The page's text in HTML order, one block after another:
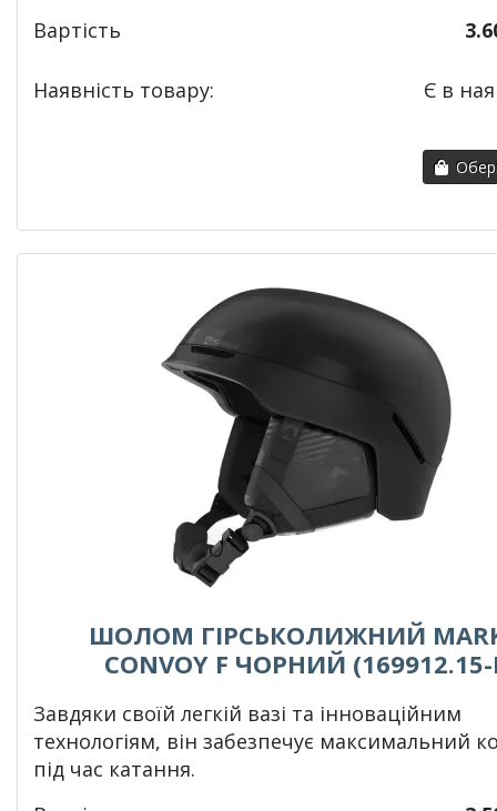
Вартість
Наявність товару: Є в
ШОЛОМ ГІРСЬКОЛИЖНИЙ
CONVOY F ЧОРНИЙ
Завдяки своїй легкій вазі та інноваційним
технологіям, він забезпечує максимальний
під час катання.